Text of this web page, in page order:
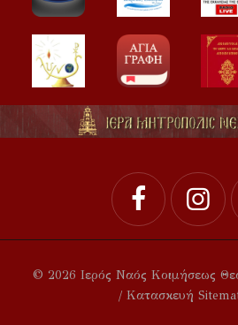
© 2026 Ιερός Ναός Κοιμήσεως
/ Κατασκευή